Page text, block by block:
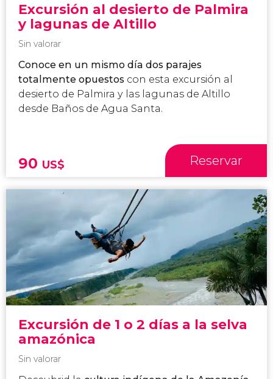
Excursión al desierto de Palmira
y lagunas de Altillo
Sin valorar
Conoce en un mismo día dos parajes
totalmente opuestos con esta excursión al
desierto de Palmira y las lagunas de Altillo
desde Baños de Agua Santa.
90 US$ Reservar
Excursión de 1 o 2 días a la selva
amazónica
Sin valorar